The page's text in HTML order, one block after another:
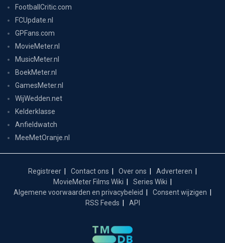
FootballCritic.com
FCUpdate.nl
GPFans.com
MovieMeter.nl
MusicMeter.nl
BoekMeter.nl
GamesMeter.nl
WijWedden.net
Kelderklasse
Anfieldwatch
MeeMetOranje.nl
Registreer Contact ons Over ons
Adverteren
MovieMeter Films Wiki
Series Wiki
Algemene voorwaarden en privacybeleid
Consent wijzigen
RSS Feeds
API